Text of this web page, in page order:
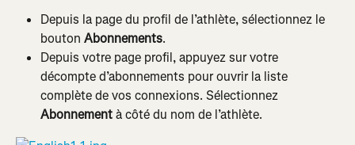
Depuis la page du profil de l’athlète, sélectionnez le
bouton Abonnements.
Depuis votre page profil, appuyez sur votre
décompte d’abonnements pour ouvrir la liste
complète de vos connexions. Sélectionnez
Abonnement à côté du nom de l’athlète.